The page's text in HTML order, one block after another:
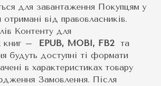
для завантаження Покупцям у
від правовласників.
Контенту для
книг –
EPUB, MOBI, FB2 та
будуть доступні ті формати
в характеристиках товару
Замовлення. Після